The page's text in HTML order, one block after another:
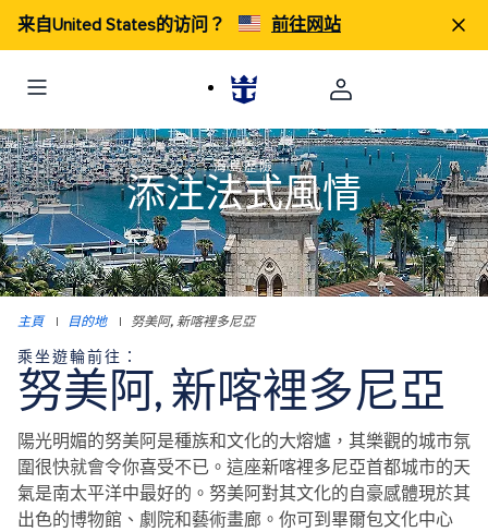
来自United States的访问？ 前往网站
海島歷險
添注法式風情
主頁 | 目的地 | 努美阿, 新喀裡多尼亞
乘坐遊輪前往：
努美阿, 新喀裡多尼亞
陽光明媚的努美阿是種族和文化的大熔爐，其樂觀的城市氛
圍很快就會令你喜受不已。這座新喀裡多尼亞首都城市的天
氣是南太平洋中最好的。努美阿對其文化的自豪感體現於其
出色的博物館、劇院和藝術畫廊。你可到畢爾包文化中心